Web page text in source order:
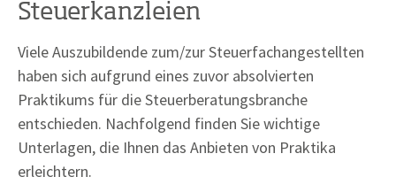
Steuerkanzleien
Viele Auszubildende zum/zur Steuerfachangestellten
haben sich aufgrund eines zuvor absolvierten
Praktikums für die Steuerberatungsbranche
entschieden. Nachfolgend finden Sie wichtige
Unterlagen, die Ihnen das Anbieten von Praktika
erleichtern.